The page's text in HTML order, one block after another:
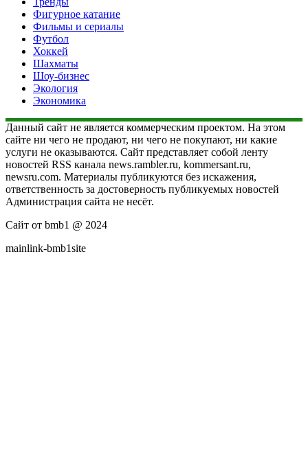
Фигурное катание
Фильмы и сериалы
Футбол
Хоккей
Шахматы
Шоу-бизнес
Экология
Экономика
Данный сайт не является коммерческим проектом. На этом
сайте ни чего не продают, ни чего не покупают, ни какие
услуги не оказываются. Сайт представляет собой ленту
новостей RSS канала news.rambler.ru, kommersant.ru,
newsru.com. Материалы публикуются без искажения,
ответственность за достоверность публикуемых новостей
Администрация сайта не несёт.
Сайт от bmb1 @ 2024
mainlink-bmb1site